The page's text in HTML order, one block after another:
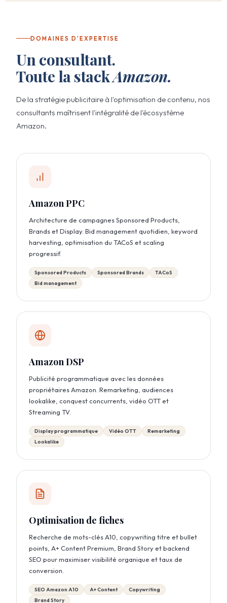
DOMAINES D'EXPERTISE
Un consultant.
Toute la stackAmazon.
De la stratégie publicitaire à l'optimisation de contenu, nos
consultants maîtrisent l'intégralité de l'écosystème
Amazon.
Amazon PPC
Architecture de campagnes Sponsored Products,
Brands et Display. Bid management quotidien, keyword
harvesting, optimisation du TACoS et scaling
progressif.
Sponsored Products Sponsored Brands
TACoS
Bid management
Amazon DSP
Publicité programmatique avec les données
propriétaires Amazon. Remarketing, audiences
lookalike, conquest concurrents, vidéo OTT et
Streaming TV.
Display programmatique Vidéo OTT
Remarketing
Lookalike
Optimisation de fiches
Recherche de mots-clés A10, copywriting titre et bullet
points, A+ Content Premium, Brand Story et backend
SEO pour maximiser visibilité organique et taux de
conversion.
SEO Amazon A10 A+ Content
Copywriting
Brand Story